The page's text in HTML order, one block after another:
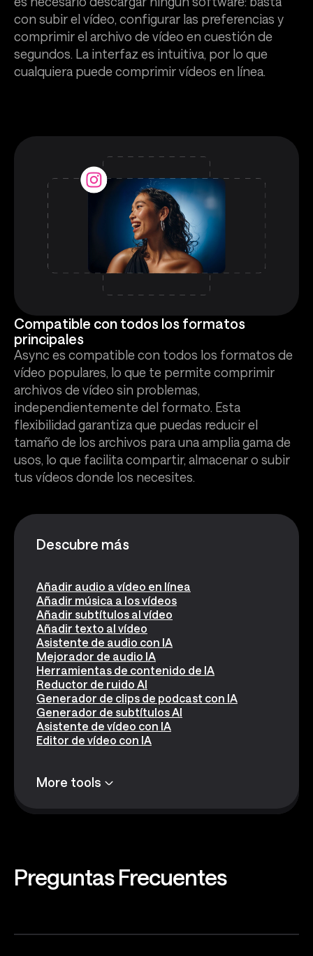
con subir el vídeo, configurar las preferencias y
comprimir el archivo de vídeo en cuestión de
segundos. La interfaz es intuitiva, por lo que
cualquiera puede comprimir vídeos en línea.
Compatible con todos los formatos
principales
Async es compatible con todos los formatos de
vídeo populares, lo que te permite comprimir
archivos de vídeo sin problemas,
independientemente del formato. Esta
flexibilidad garantiza que puedas reducir el
tamaño de los archivos para una amplia gama de
usos, lo que facilita compartir, almacenar o subir
tus vídeos donde los necesites.
Descubre más
Añadir audio a vídeo en línea
Añadir música a los vídeos
Añadir subtítulos al vídeo
Añadir texto al vídeo
Asistente de audio con IA
Mejorador de audio IA
Herramientas de contenido de IA
Reductor de ruido AI
Generador de clips de podcast con IA
Generador de subtítulos AI
Asistente de vídeo con IA
Editor de vídeo con IA
More tools
PreguntasFrecuentes